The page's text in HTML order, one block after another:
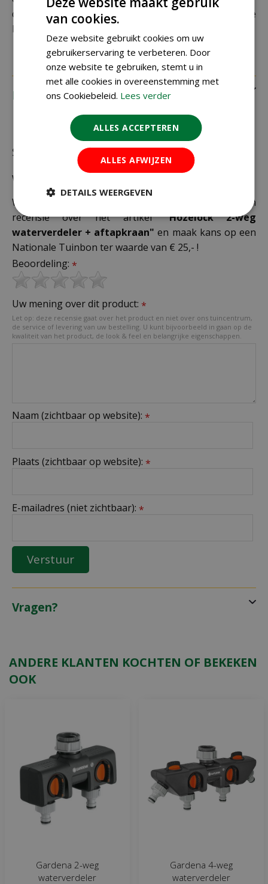
daarom altijd goed je adresgegevens voordat je je
bestelling plaatst.
Recensies
Schrijf zelf een recensie over "Hozelock 2-weg
waterverdeler + aftapkraan"
Wij zijn benieuwd naar uw mening! Schrijf een
recensie over het artikel"Hozelock 2-weg
waterverdeler + aftapkraan" en maak kans op een
Nationale Tuinbon ter waarde van € 25,- !
Beoordeling: *
Uw mening over dit product: *
Let op: deze recensie gaat over het product en niet over ons tuincentrum,
de service of levering van uw bestelling. U kunt bijvoorbeeld in gaan op de
kwaliteit van het product, de look & feel en belangrijke eigenschappen.
Naam (zichtbaar op website): *
Plaats (zichtbaar op website): *
E-mailadres (niet zichtbaar): *
Vragen?
ANDERE KLANTEN KOCHTEN OF BEKEKEN
OOK
Gardena 2-weg
waterverdeler
Gardena 4-weg
waterverdeler
van cookies.
Deze website gebruikt cookies om uw
gebruikerservaring te verbeteren. Door
onze website te gebruiken, stemt u in
met alle cookies in overeenstemming met
ons Cookiebeleid. Lees verder
ALLES ACCEPTEREN
ALLES AFWIJZEN
DETAILS WEERGEVEN